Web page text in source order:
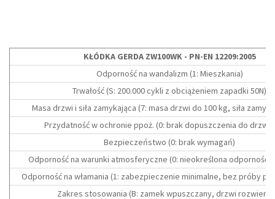
KŁÓDKA GERDA ZW100WK - PN-EN 12209:2005
Odporność na wandalizm (1: Mieszkania)
Trwałość (S: 200.000 cykli z obciążeniem zapadki 50N)
Masa drzwi i siła zamykająca (7: masa drzwi do 100 kg, siła
Przydatność w ochronie ppoż. (0: brak dopuszczenia do drzwi
Bezpieczeństwo (0: brak wymagań)
Odporność na warunki atmosferyczne (0: nieokreślona odporność
Odporność na włamania (1: zabezpieczenie minimalne, bez próby
Zakres stosowania (B: zamek wpuszczany, drzwi